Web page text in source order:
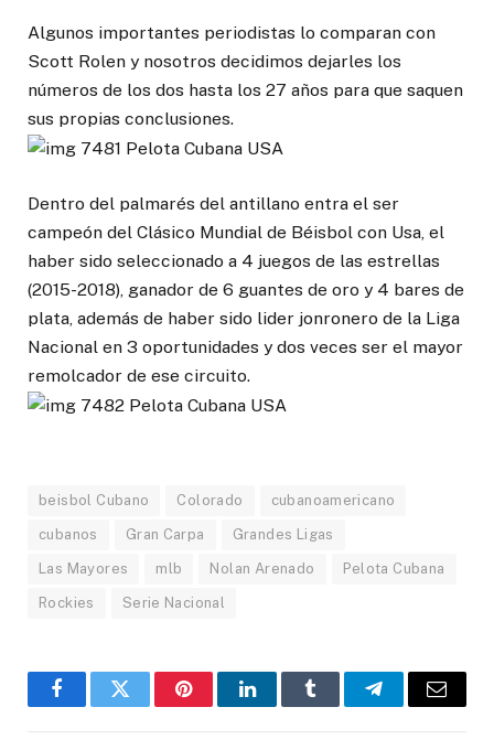
Algunos importantes periodistas lo comparan con
Scott Rolen y nosotros decidimos dejarles los
números de los dos hasta los 27 años para que saquen
sus propias conclusiones.
Dentro del palmarés del antillano entra el ser
campeón del Clásico Mundial de Béisbol con Usa, el
haber sido seleccionado a 4 juegos de las estrellas
(2015-2018), ganador de 6 guantes de oro y 4 bares de
plata, además de haber sido lider jonronero de la Liga
Nacional en 3 oportunidades y dos veces ser el mayor
remolcador de ese circuito.
beisbol Cubano Colorado cubanoamericano
cubanos Gran Carpa Grandes Ligas
Las Mayores mlb Nolan Arenado Pelota Cubana
Rockies Serie Nacional
FacebookTwitter PinterestLinkedInTumblr TelegramEmail